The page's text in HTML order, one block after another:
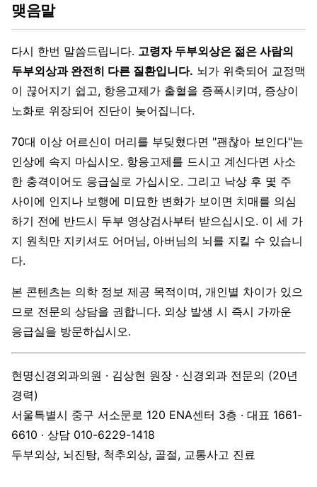
맺음말
다시 한번 말씀드립니다. 고령자 두부외상은 젊은 사람의
두부외상과 완전히 다른 질환입니다. 뇌가 위축되어 교정맥
이 끊어지기 쉽고, 항응고제가 출혈을 증폭시키며, 증상이
노화로 위장되어 진단이 늦어집니다.
70대 이상 어르신이 머리를 부딪혔다면 "괜찮아 보인다"는
인상에 속지 마십시오. 항응고제를 드시고 계신다면 사소
한 충격이어도 응급실로 가십시오. 그리고 낙상 후 몇 주
사이에 인지나 보행에 미묘한 변화가 보이면 치매를 의심
하기 전에 반드시 두부 영상검사부터 받으십시오. 이 세 가
지 원칙만 지키셔도 어머님, 아버님의 뇌를 지킬 수 있습니
다.
본 콘텐츠는 의학 정보 제공 목적이며, 개인별 차이가 있으
므로 전문의 상담을 권합니다. 외상 발생 시 즉시 가까운
응급실을 방문하십시오.
현명신경외과의원 · 김상현 원장 · 신경외과 전문의 (20년
경력)
서울특별시 중구 서소문로 120 ENA센터 3층 · 대표 1661-
6610 · 상담 010-6229-1418
두부외상, 뇌진탕, 척추외상, 골절, 교통사고 진료